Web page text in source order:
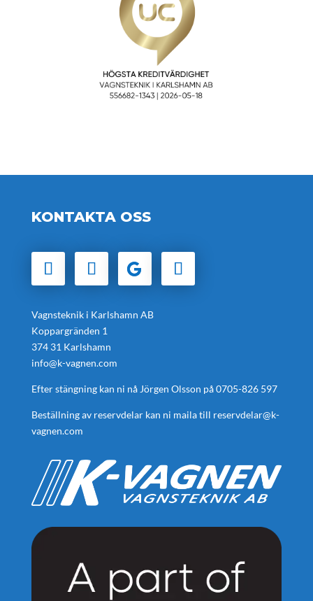
KONTAKTA OSS
Vagnsteknik i Karlshamn AB
Koppargränden 1
374 31 Karlshamn
info@k-vagnen.com
Efter stängning kan ni nå Jörgen Olsson på0705-826 597
Beställning av reservdelar kan ni maila till reservdelar@k-
vagnen.com